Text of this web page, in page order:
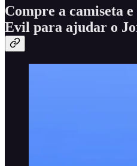
Compre a camiseta
Evil para ajudar o